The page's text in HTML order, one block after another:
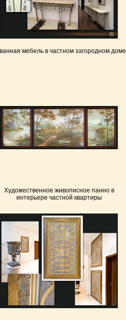
мебель в частном загородном доме
Художественное живописное панно в
интерьере частной квартиры